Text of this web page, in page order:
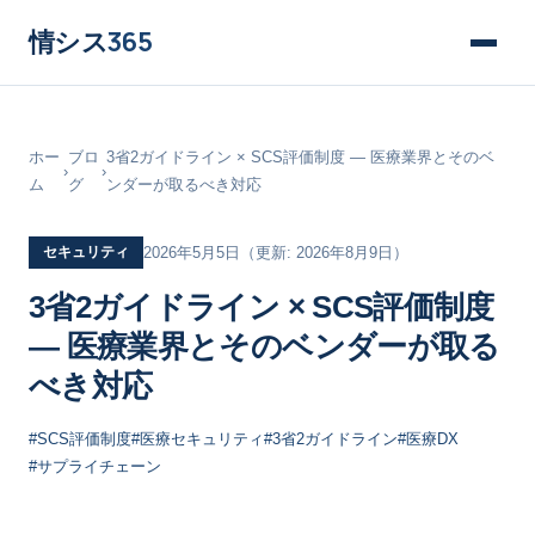
情シス365
ホー
ム
›
ブロ
グ
›
3省2ガイドライン × SCS評価制度 ― 医療業界とそのベ
ンダーが取るべき対応
セキュリティ 2026年5月5日 （更新: 2026年8月9日）
3省2ガイドライン × SCS評価制度
― 医療業界とそのベンダーが取る
べき対応
#SCS評価制度#医療セキュリティ#3省2ガイドライン#医療DX
#サプライチェーン